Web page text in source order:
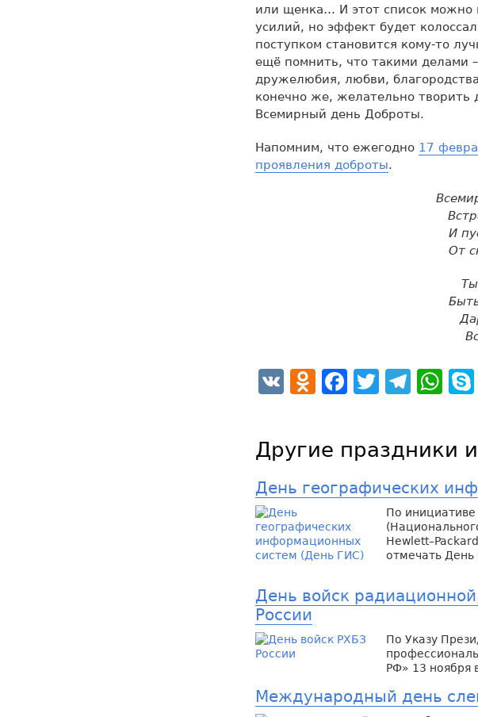
или щенка… И этот список можно
усилий, но эффект будет
поступком становится кому-то
ещё помнить, что такими делами
дружелюбия, любви,
конечно же, желательно творить
Всемирный день Доброты.
Напомним, что ежегодно 17
проявления доброты.
И
От
VK Facebook
Twitter
Другие праздники
День географических
По
отмечать
День войск
России
По Указу
РФ» 13 ноября
Международный день